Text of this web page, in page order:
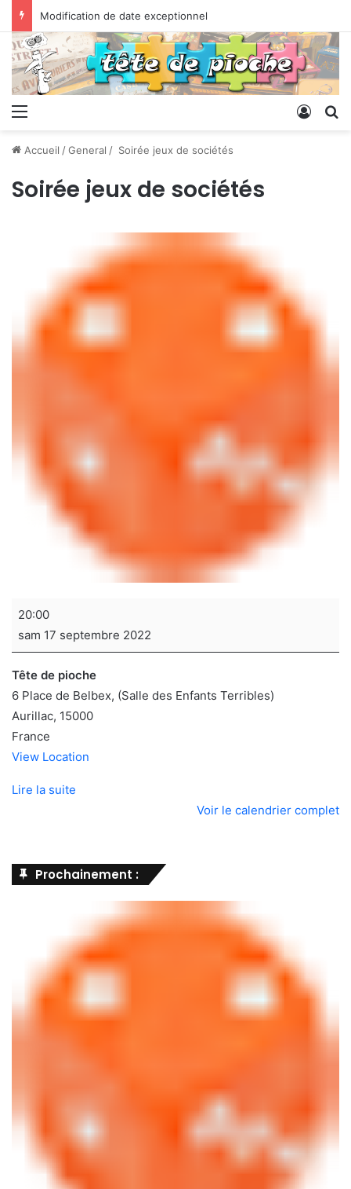
Modification de date exceptionnel
Menu
Accueil /General / Soirée jeux de sociétés
Soirée jeux de sociétés
Soirée
de
sociétés
20:00
sam 17 septembre 2022
Tête de pioche
6 Place de Belbex (Salle des Enfants Terribles)
Aurillac, 15000
France
View Location
Lire la suite
Voir le calendrier complet
Prochainement :